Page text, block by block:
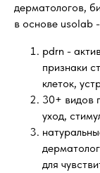
дерматологов,
в основе usolab
pdrn -
признаки
клеток,
30+ видов
уход,
для